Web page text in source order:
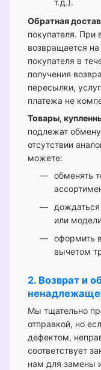
т.д.).
Обратная
покупателя. При
возвращается
покупателя в
получения
пересылки,
платежа не
Товары,
подлежат
отсутствии
можете:
обменять
или
оформить
вычетом
2. Возврат и
Мы тщательно
отправкой, но
дефектом,
соответствует
нам для замены